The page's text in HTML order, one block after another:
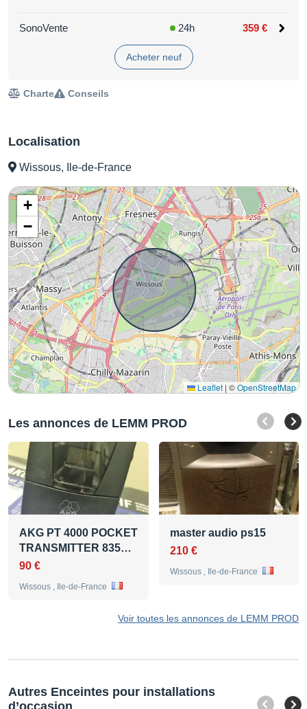
Localisation
Wissous, Ile-de-France
+
−
Leaflet | ©OpenStreetMap
Les annonces de LEMM PROD
AKG PT 4000 POCKET
TRANSMITTER 835…
90 €
Wissous , Ile-de-France
master audio ps15
210 €
Wissous , Ile-de-France
Voir toutes les annonces de LEMM PROD
SonoVente 24h 359 €
Acheter neuf
Charte Conseils
Autres Enceintes pour installations
d’occasion